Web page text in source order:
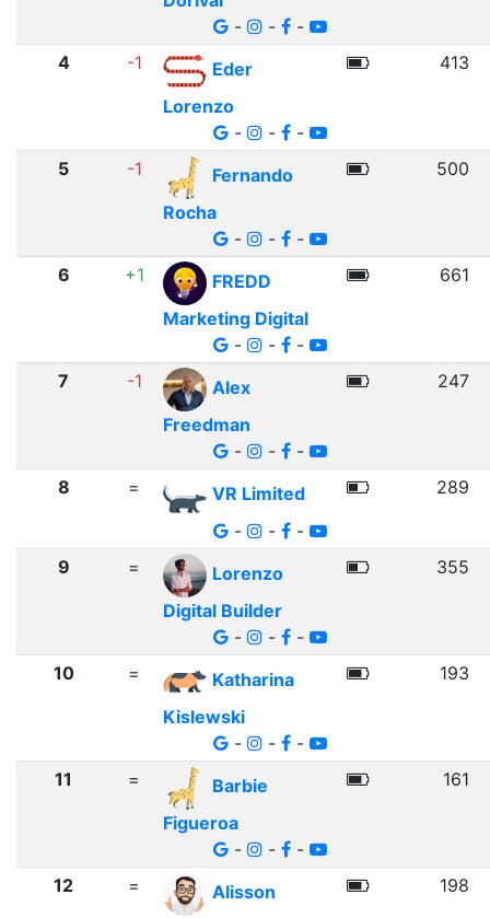
-
- -
4 -1
Eder
Lorenzo
-
- -
413
5 -1
Fernando
Rocha
-
- -
500
6 +1
FREDD
Marketing Digital
-
- -
661
7 -1
Alex
Freedman
-
- -
247
8 =
VR Limited
-
- -
289
9 =
Lorenzo
Digital Builder
-
- -
355
10 =
Katharina
Kislewski
-
- -
193
11 =
Barbie
Figueroa
-
- -
161
12 = Alisson 198